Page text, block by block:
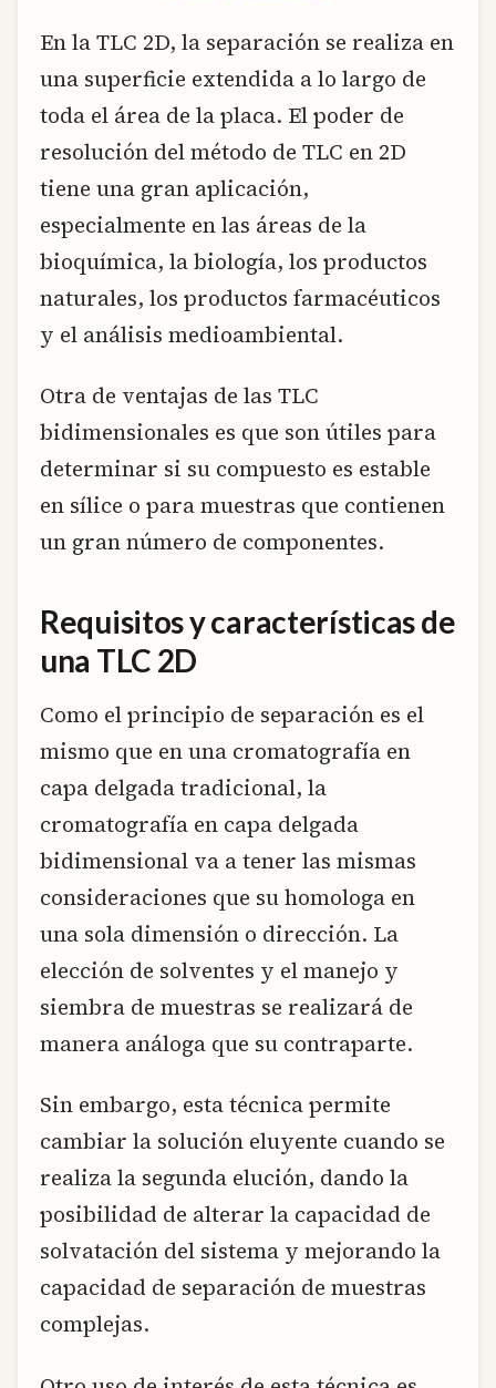
En la TLC 2D, la separación se realiza en
una superficie extendida a lo largo de
toda el área de la placa. El poder de
resolución del método de TLC en 2D
tiene una gran aplicación,
especialmente en las áreas de la
bioquímica, la biología, los productos
naturales, los productos farmacéuticos
y el análisis medioambiental.
Otra de ventajas de las TLC
bidimensionales es que son útiles para
determinar si su compuesto es estable
en sílice o para muestras que contienen
un gran número de componentes.
Requisitos y características de
una TLC 2D
Como el principio de separación es el
mismo que en una cromatografía en
capa delgada tradicional, la
cromatografía en capa delgada
bidimensional va a tener las mismas
consideraciones que su homologa en
una sola dimensión o dirección. La
elección de solventes y el manejo y
siembra de muestras se realizará de
manera análoga que su contraparte.
Sin embargo, esta técnica permite
cambiar la solución eluyente cuando se
realiza la segunda elución, dando la
posibilidad de alterar la capacidad de
solvatación del sistema y mejorando la
capacidad de separación de muestras
complejas.